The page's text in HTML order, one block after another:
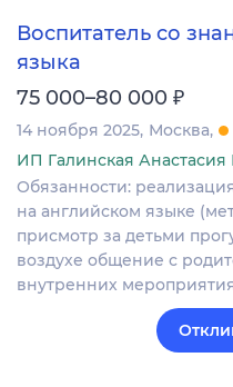
Воспитатель со
языка
75 000–80 000 ₽
14 ноября 2025 Москва
ИП Галинская Анастасия
Обязанности:
на английском языке
присмотр за детьми
воздухе общение с
внутренних